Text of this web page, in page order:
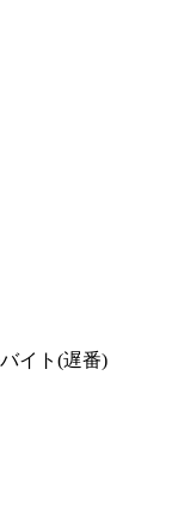
イト(遅番)